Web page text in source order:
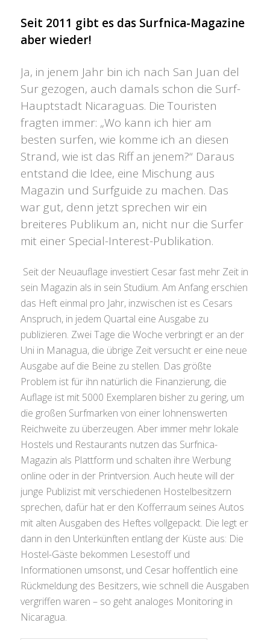
Seit 2011 gibt es das Surfnica-Magazine
aber wieder!
Ja, in jenem Jahr bin ich nach San Juan del
Sur gezogen, auch damals schon die Surf-
Hauptstadt Nicaraguas. Die Touristen
fragten immer: „Wo kann ich hier am
besten surfen, wie komme ich an diesen
Strand, wie ist das Riff an jenem?“ Daraus
entstand die Idee, eine Mischung aus
Magazin und Surfguide zu machen. Das
war gut, denn jetzt sprechen wir ein
breiteres Publikum an, nicht nur die Surfer
mit einer Special-Interest-Publikation.
Seit der Neuauflage investiert Cesar fast mehr Zeit in
sein Magazin als in sein Studium. Am Anfang erschien
das Heft einmal pro Jahr, inzwischen ist es Cesars
Anspruch, in jedem Quartal eine Ausgabe zu
publizieren. Zwei Tage die Woche verbringt er an der
Uni in Managua, die übrige Zeit versucht er eine neue
Ausgabe auf die Beine zu stellen. Das größte
Problem ist für ihn natürlich die Finanzierung, die
Auflage ist mit 5000 Exemplaren bisher zu gering, um
die großen Surfmarken von einer lohnenswerten
Reichweite zu überzeugen. Aber immer mehr lokale
Hostels und Restaurants nutzen das Surfnica-
Magazin als Plattform und schalten ihre Werbung
online oder in der Printversion. Auch heute will der
junge Publizist mit verschiedenen Hostelbesitzern
sprechen, dafür hat er den Kofferraum seines Autos
mit alten Ausgaben des Heftes vollgepackt. Die legt er
dann in den Unterkünften entlang der Küste aus: Die
Hostel-Gäste bekommen Lesestoff und
Informationen umsonst, und Cesar hoffentlich eine
Rückmeldung des Besitzers, wie schnell die Ausgaben
vergriffen waren – so geht analoges Monitoring in
Nicaragua.